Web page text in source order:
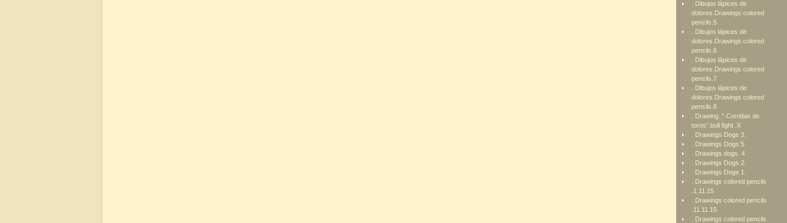
. Dibujos lápices de
dolores.Drawings colored
pencils.5
. Dibujos lápices de
dolores.Drawings colored
pencils.6
. Dibujos lápices de
dolores.Drawings colored
pencils.7
. Dibujos lápices de
dolores.Drawings colored
pencils.8
. Drawing. ” Corridas de
toros”.bull fight .X
. Drawings Dogs 3.
. Drawings Dogs 5.
. Drawings dogs. 4
. Drawings Dogs 2.
. Drawings Dogs 1.
. Drawings colored pencils
.1.11.15
. Drawings colored pencils
.11.11.15
. Drawings colored pencils